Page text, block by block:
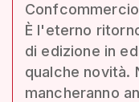
È l'eterno
di edizione in
qualche novità.
mancheranno